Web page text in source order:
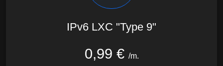
IPv6 LXC "Type 9"
0,99 € /m.